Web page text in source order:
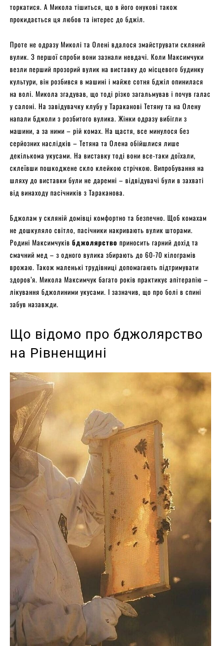
торкатися. А Микола тішиться, що в його онукові також
прокидається ця любов та інтерес до бджіл.
Проте не одразу Миколі та Олені вдалося змайструвати скляний
вулик. З першої спроби вони зазнали невдачі. Коли Максимчуки
везли перший прозорий вулик на виставку до місцевого будинку
культури, він розбився в машині і майже сотня бджіл опинилася
на волі. Микола згадував, що тоді різко загальмував і почув галас
у салоні. На завідувачку клубу у Тараканові Тетяну та на Олену
напали бджоли з розбитого вулика. Жінки одразу вибігли з
машини, а за ними – рій комах. На щастя, все минулося без
серйозних наслідків – Тетяна та Олена обійшлися лише
декількома укусами. На виставку тоді вони все-таки доїхали,
склеївши пошкоджене скло клейкою стрічкою. Випробування на
шляху до виставки були не даремні – відвідувачі були в захваті
від винаходу пасічників з Тараканова.
Бджолам у скляній домівці комфортно та безпечно. Щоб комахам
не дошкуляло світло, пасічники накривають вулик шторами.
Родині Максимчуків бджолярство приносить гарний дохід та
смачний мед – з одного вулика збирають до 60-70 кілограмів
врожаю. Також маленькі трудівниці допомагають підтримувати
здоров’я. Микола Максимчук багато років практикує апітерапію –
лікування бджолиними укусами. І зазначив, що про болі в спині
забув назавжди.
Що відомо про бджолярство
на Рівненщині